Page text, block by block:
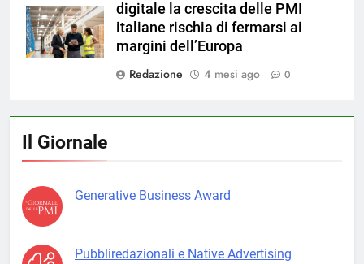
digitale la crescita delle PMI
italiane rischia di fermarsi ai
margini dell’Europa
Redazione
4 mesi ago 0
Il Giornale
Generative Business Award
Pubbliredazionali e Native Advertising